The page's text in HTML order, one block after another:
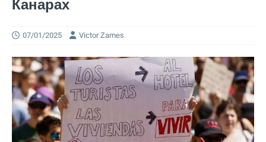
Канарах
07/01/2025 Victor Zames